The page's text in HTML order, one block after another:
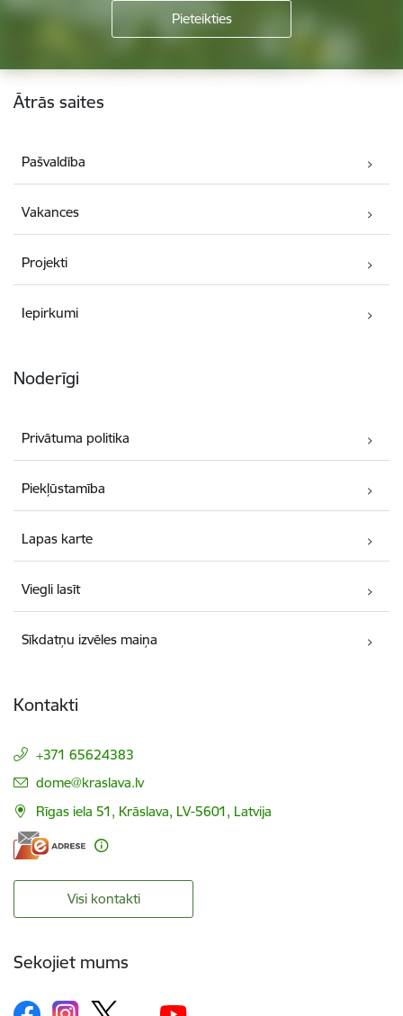
Kājene
Ātrās saites
Pašvaldība
Vakances
Projekti
Iepirkumi
Noderīgi
Privātuma politika
Piekļūstamība
Lapas karte
Viegli lasīt
Sīkdatņu izvēles maiņa
Kontakti
+371 65624383
E-pasts:
dome@kraslava.lv
Rīgas iela 51, Krāslava, LV-5601, Latvija
Visi kontakti
Sekojiet mums